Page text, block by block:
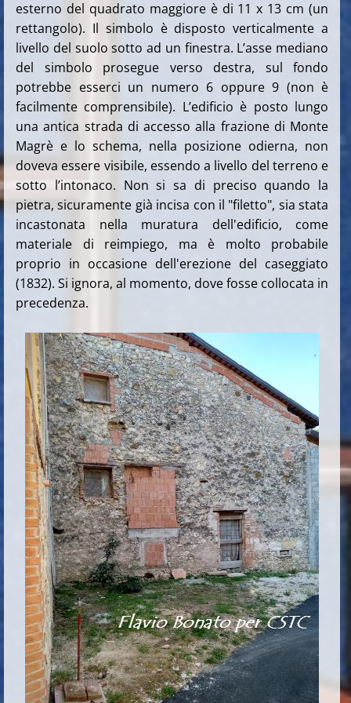
esterno del quadrato maggiore è di 11 x 13 cm (un
rettangolo). Il simbolo è disposto verticalmente a
livello del suolo sotto ad un finestra. L’asse mediano
del simbolo prosegue verso destra, sul fondo
potrebbe esserci un numero 6 oppure 9 (non è
facilmente comprensibile). L’edificio è posto lungo
una antica strada di accesso alla frazione di Monte
Magrè e lo schema, nella posizione odierna, non
doveva essere visibile, essendo a livello del terreno e
sotto l’intonaco. Non si sa di preciso quando la
pietra, sicuramente già incisa con il "filetto", sia stata
incastonata nella muratura dell'edificio, come
materiale di reimpiego, ma è molto probabile
proprio in occasione dell'erezione del caseggiato
(1832). Si ignora, al momento, dove fosse collocata in
precedenza.